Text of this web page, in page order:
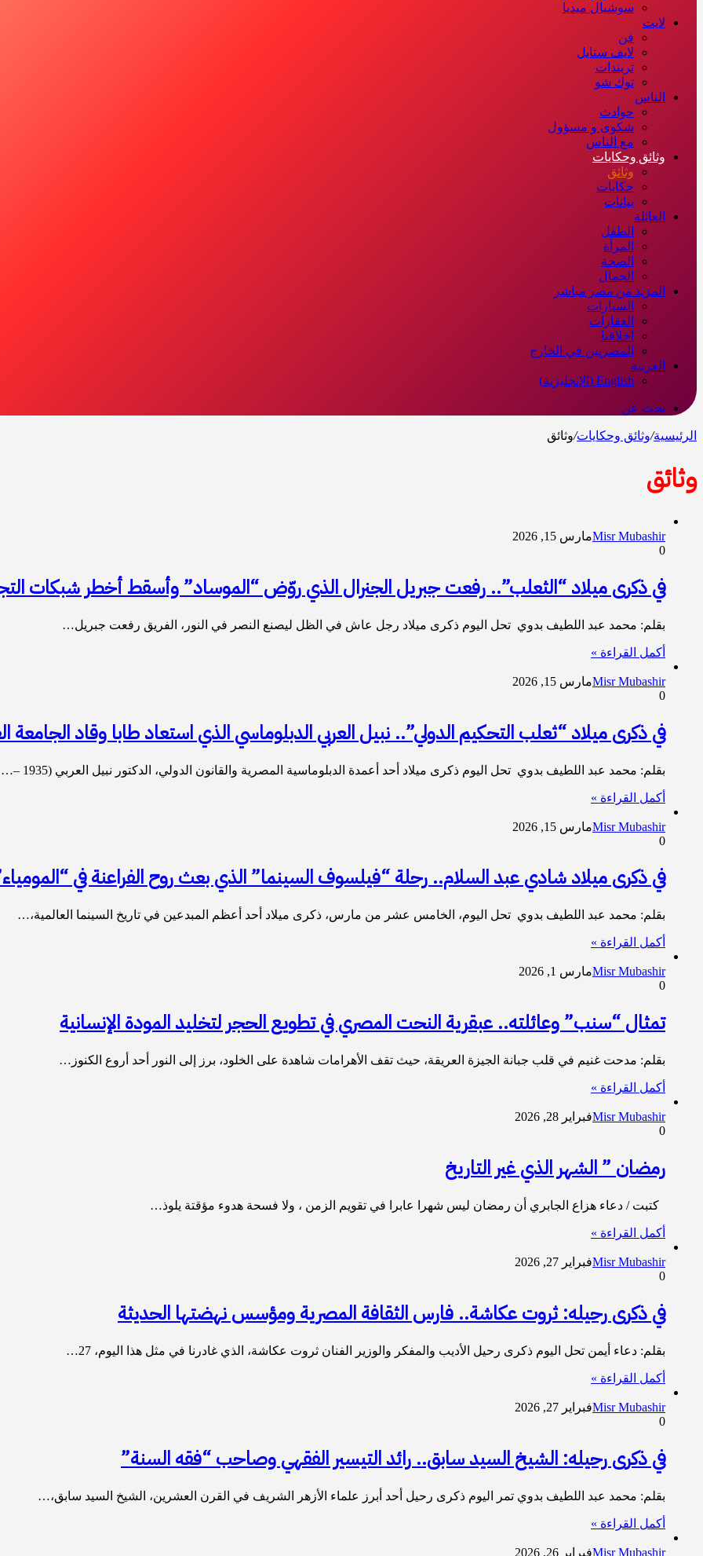
سوشيال ميديا
لايت
فن
لايف ستايل
تريندات
توك شو
الناس
حوادث
شكوى و مسؤول
مع الناس
وثائق وحكايات
وثائق
حكايات
بيانات
العائلة
الطفل
المرأة
الصحة
الجمال
المزيد من مصر مباشر
السيارات
العقارات
اخلاقنا
المصريين في الخارج
العربية
English
( الإنجليزية)
بحث عن
الرئيسية/وثائق وحكايات/وثائق
وثائق
Misr Mubashirمارس 15, 2026
0
في ذكرى ميلاد “الثعلب”.. رفعت جبريل الجنرال الذي روّض “الموساد” وأسقط أخطر شبكات
​بقلم: محمد عبد اللطيف بدوي ​تحل اليوم ذكرى ميلاد رجل عاش في الظل ليصنع النصر في النور، الفريق رفعت جبريل…
أكمل القراءة »
Misr Mubashirمارس 15, 2026
0
في ذكرى ميلاد “ثعلب التحكيم الدولي”.. نبيل العربي الدبلوماسي الذي استعاد طابا وقاد الجامعة
​بقلم: محمد عبد اللطيف بدوي ​تحل اليوم ذكرى ميلاد أحد أعمدة الدبلوماسية المصرية والقانون الدولي، الدكتور نبيل العربي (1935 –…
أكمل القراءة »
Misr Mubashirمارس 15, 2026
0
في ذكرى ميلاد شادي عبد السلام.. رحلة “فيلسوف السينما” الذي بعث روح الفراعنة في
​بقلم: محمد عبد اللطيف بدوي ​تحل اليوم، الخامس عشر من مارس، ذكرى ميلاد أحد أعظم المبدعين في تاريخ السينما العالمية،…
أكمل القراءة »
Misr Mubashirمارس 1, 2026
0
تمثال “سنب” وعائلته.. عبقرية النحت المصري في تطويع الحجر لتخليد المودة الإنسانية
​بقلم: مدحت غنيم ​في قلب جبانة الجيزة العريقة، حيث تقف الأهرامات شاهدة على الخلود، برز إلى النور أحد أروع الكنوز…
أكمل القراءة »
Misr Mubashirفبراير 28, 2026
0
رمضان ” الشهر الذي غير التاريخ
كتبت / دعاء هزاع الجابري أن رمضان ليس شهرا عابرا في تقويم الزمن ، ولا فسحة هدوء مؤقتة يلوذ…
أكمل القراءة »
Misr Mubashirفبراير 27, 2026
0
في ذكرى رحيله: ثروت عكاشة.. فارس الثقافة المصرية ومؤسس نهضتها الحديثة
​بقلم: دعاء أيمن ​تحل اليوم ذكرى رحيل الأديب والمفكر والوزير الفنان ثروت عكاشة، الذي غادرنا في مثل هذا اليوم، 27…
أكمل القراءة »
Misr Mubashirفبراير 27, 2026
0
في ذكرى رحيله: الشيخ السيد سابق.. رائد التيسير الفقهي وصاحب “فقه السنة”
​بقلم: محمد عبد اللطيف بدوي ​تمر اليوم ذكرى رحيل أحد أبرز علماء الأزهر الشريف في القرن العشرين، الشيخ السيد سابق،…
أكمل القراءة »
Misr Mubashirفبراير 26, 2026